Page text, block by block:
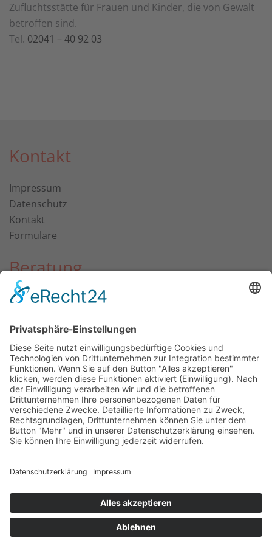
Zufluchtsstätte für Frauen und Kinder, die von Gewalt
betroffen sind.
Tel. 02041 – 40 92 03
Kontakt
Impressum
Datenschutz
Kontakt
Formulare
Beratung
Bei Verdacht
Information für Angehörige
Information für Fachkräfte
Prävention
Kindergarten
Grundschule
Fritz & Frida der Film
Selbstbehauptungskurse
Spenden